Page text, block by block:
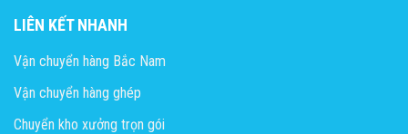
LIÊN KẾT NHANH
Vận chuyển hàng Bắc Nam
Vận chuyển hàng ghép
Chuyển kho xưởng trọn gói